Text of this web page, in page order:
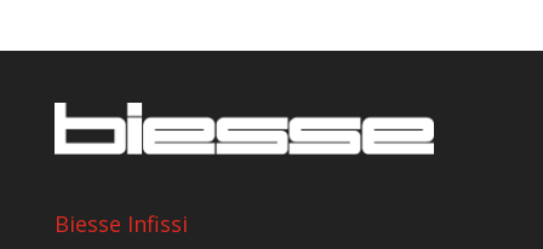
Biesse Infissi